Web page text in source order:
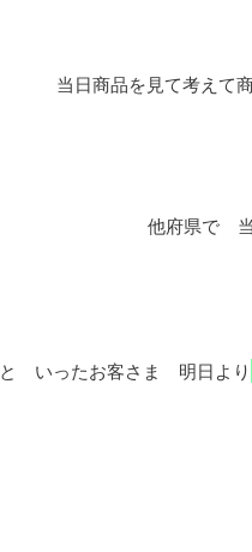
当日商品を見て考えて
他府県で
と いったお客さま 明日より